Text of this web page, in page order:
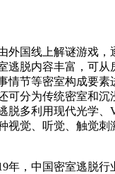
国线上解谜游戏，
逃脱内容丰富，可从
情节等密室构成要素
可分为传统密室和沉
脱多利用现代光学、
视觉、听觉、触觉刺
，中国密室逃脱行